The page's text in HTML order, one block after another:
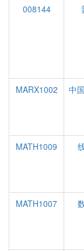
008144
MARX1002
中
MATH1009
MATH1007